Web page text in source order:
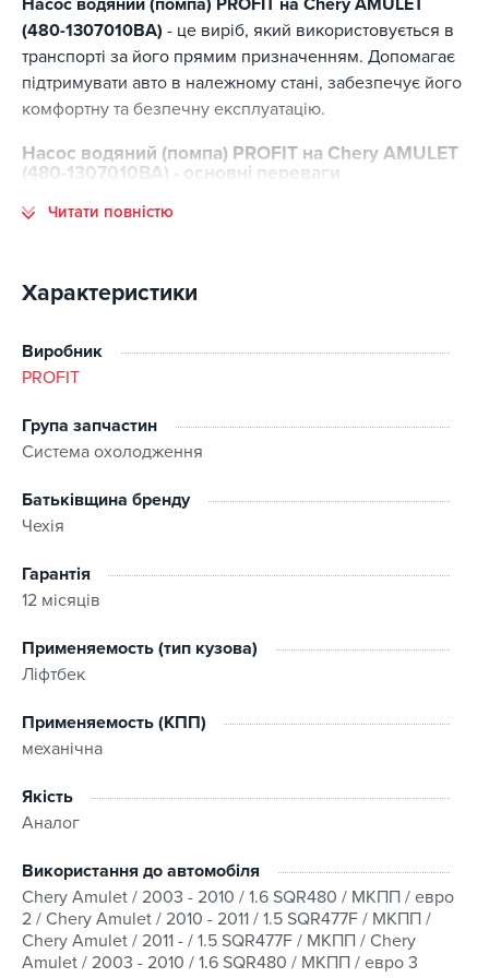
(480-1307010BA) - це виріб, який використовується в
транспорті за його прямим призначенням. Допомагає
підтримувати авто в належному стані, забезпечує його
комфортну та безпечну експлуатацію.
Насос водяний (помпа) PROFIT на Chery AMULET
(480-1307010BA) - основні переваги
Основні переваги цієї позиції:
високий ресурс експлуатації;
оптимальне співвідношення ціни та якості;
наявність на складі.
Замовляючи в інтернет-магазині Kitaec.ua, ви
отримуєте широкий каталог товарів та зручний сервіс
на кожному етапі оформлення та отримання
замовлення.
Сумісність
Якщо ви маєте сумніви стосовно сумісності -
Ми підберемо виріб, врахувавши марку, модель та
комплектацію транспортного засобу або перевіримо
Умови покупки
Наш магазин пропонує швидку доставку замовлень в
будь-який регіон України з можливістю обрати зручний
способами:
Готівкою при отриманні;
За попередньою оплатою на банківські реквізити;
Кредитними картками VISA, MasterCard.
Читати повністю
Характеристики
Виробник
PROFIT
Група запчастин
Система охолодження
Батьківщина бренду
Чехія
Гарантія
12 місяців
Применяемость (тип кузова)
Ліфтбек
Применяемость (КПП)
механічна
Якість
Аналог
Використання до автомобіля
Chery Amulet / 2003 - 2010 / 1.6 SQR480 / МКПП / евро
2 / Chery Amulet / 2010 - 2011 / 1.5 SQR477F / МКПП /
Chery Amulet / 2011 - / 1.5 SQR477F / МКПП / Chery
Amulet / 2003 - 2010 / 1.6 SQR480 / МКПП / евро 3